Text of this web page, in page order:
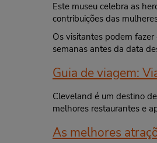
Este museu celebra as
contribuições das
Os visitantes podem
semanas antes da data
Guia de viagem:
Cleveland é um destino
melhores restaurantes e
As melhores